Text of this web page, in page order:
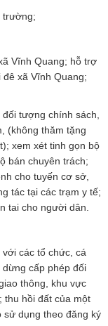
trường;
Vĩnh Quang; hỗ trợ
xã Vĩnh Quang;
tượng chính sách,
(không thăm tặng
xem xét tinh gọn bộ
bán chuyên trách;
cho tuyến cơ sở,
tác tại các trạm y tế;
tai cho người dân.
các tổ chức, cá
dừng cấp phép đối
thông, khu vực
thu hồi đất của một
dụng theo đăng ký